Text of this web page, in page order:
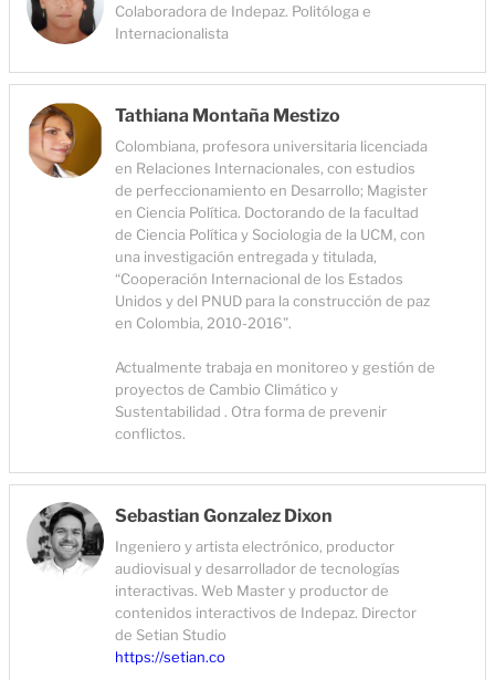
Colaboradora de Indepaz. Politóloga e
Internacionalista
Tathiana Montaña Mestizo
Colombiana, profesora universitaria licenciada
en Relaciones Internacionales, con estudios
de perfeccionamiento en Desarrollo; Magister
en Ciencia Política. Doctorando de la facultad
de Ciencia Política y Sociologia de la UCM, con
una investigación entregada y titulada,
“Cooperación Internacional de los Estados
Unidos y del PNUD para la construcción de paz
en Colombia, 2010-2016”.
Actualmente trabaja en monitoreo y gestión de
proyectos de Cambio Climático y
Sustentabilidad . Otra forma de prevenir
conflictos.
Sebastian Gonzalez Dixon
Ingeniero y artista electrónico, productor
audiovisual y desarrollador de tecnologías
interactivas. Web Master y productor de
contenidos interactivos de Indepaz. Director
de Setian Studio
https://setian.co